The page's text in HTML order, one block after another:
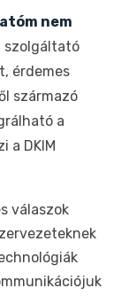
nem
szolgáltató
érdemes
származó
a
a DKIM
válaszok